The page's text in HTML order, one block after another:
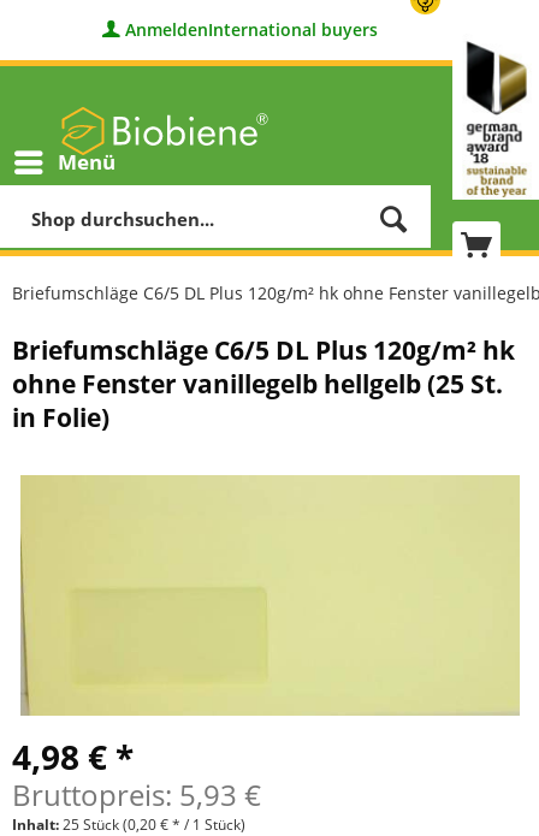
AnmeldenInternational buyers
Menü
Briefumschläge C6/5 DL Plus 120g/m² hk ohne Fenster
Briefumschläge C6/5 DL Plus 120g/m² hk
ohne Fenster vanillegelb hellgelb (25 St.
in Folie)
4,98 € *
Bruttopreis: 5,93 €
Inhalt:25 Stück(0,20 € * / 1 Stück)